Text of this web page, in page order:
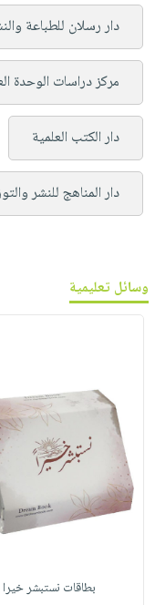
دار رسلان للطباعة
مركز دراسات الوحدة
دار الكتب العلمية
دار المناهج للنشر
وسائل تعليمية
بطاقات نستبشر خيرا